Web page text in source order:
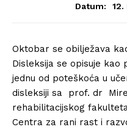
Datum:
Oktobar se obilježava
Disleksija se opisuje kao
jednu od poteškoća u
disleksiji sa prof. dr
rehabilitacijskog
Centra za rani rast i